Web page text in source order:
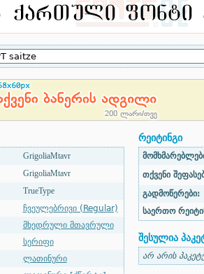
GrigoliaMtavr
GrigoliaMtavr
TrueType
ჩვეულებრივი (Regular)
მხედრული მთავრული
სერიფი
ლათინური
რეიტინგი
თქვენი
გადმოწერები:
საერთო
შესულია
არ არის